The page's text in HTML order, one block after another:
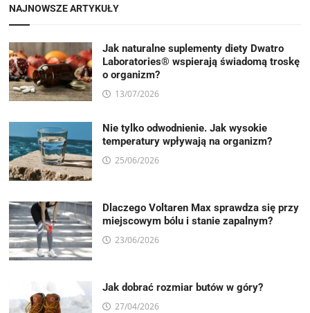
NAJNOWSZE ARTYKUŁY
Jak naturalne suplementy diety Dwatro
Laboratories® wspierają świadomą troskę
o organizm?
13/07/2026
Nie tylko odwodnienie. Jak wysokie
temperatury wpływają na organizm?
25/06/2026
Dlaczego Voltaren Max sprawdza się przy
miejscowym bólu i stanie zapalnym?
23/06/2026
Jak dobrać rozmiar butów w góry?
27/04/2026